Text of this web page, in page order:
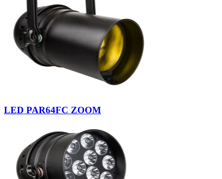
LED PAR64FC ZOOM